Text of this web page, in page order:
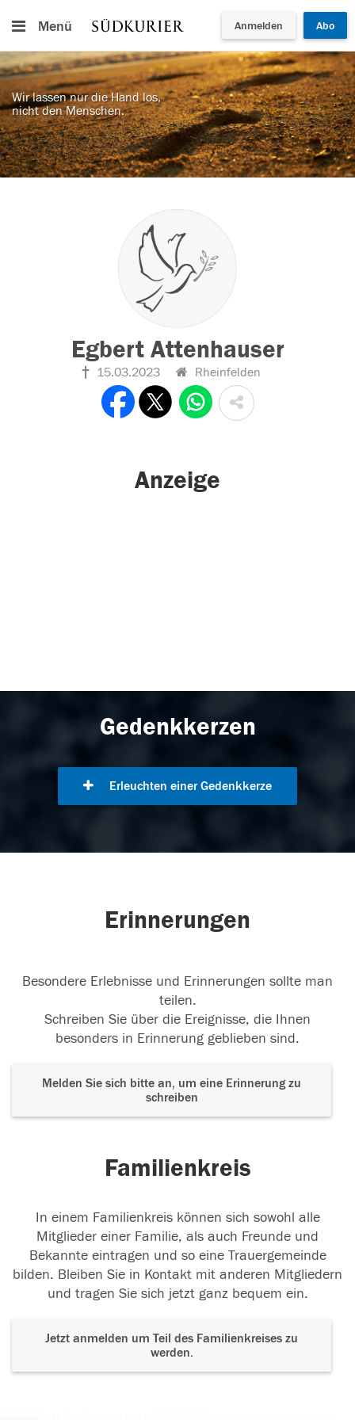
Menü Anmelden Abo
Wir lassen nur die Hand los,
nicht den Menschen.
Egbert Attenhauser
15.03.2023 Rheinfelden
Anzeige
Gedenkkerzen
Erleuchten einer Gedenkkerze
Erinnerungen
Besondere Erlebnisse und Erinnerungen sollte man
teilen.
Schreiben Sie über die Ereignisse, die Ihnen
besonders in Erinnerung geblieben sind.
Melden Sie sich bitte an, um eine Erinnerung zu
schreiben
Familienkreis
In einem Familienkreis können sich sowohl alle
Mitglieder einer Familie, als auch Freunde und
Bekannte eintragen und so eine Trauergemeinde
bilden. Bleiben Sie in Kontakt mit anderen Mitgliedern
und tragen Sie sich jetzt ganz bequem ein.
Jetzt anmelden um Teil des Familienkreises zu
werden.